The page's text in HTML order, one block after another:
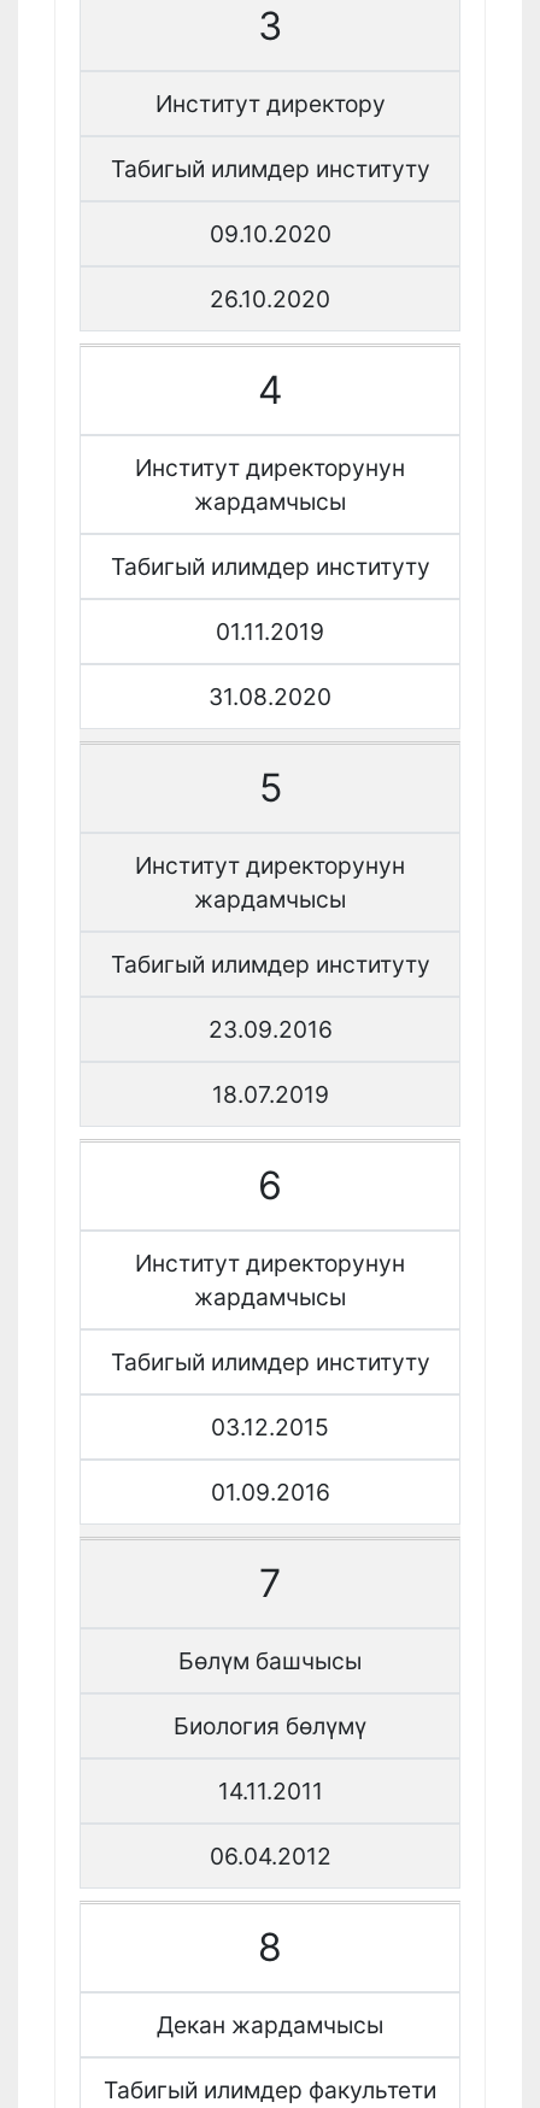
3
Институт директору
Табигый илимдер институту
09.10.2020
26.10.2020
4
Институт директорунун
жардамчысы
Табигый илимдер институту
01.11.2019
31.08.2020
5
Институт директорунун
жардамчысы
Табигый илимдер институту
23.09.2016
18.07.2019
6
Институт директорунун
жардамчысы
Табигый илимдер институту
03.12.2015
01.09.2016
7
Бөлүм башчысы
Биология бөлүмү
14.11.2011
06.04.2012
8
Декан жардамчысы
Табигый илимдер факультети